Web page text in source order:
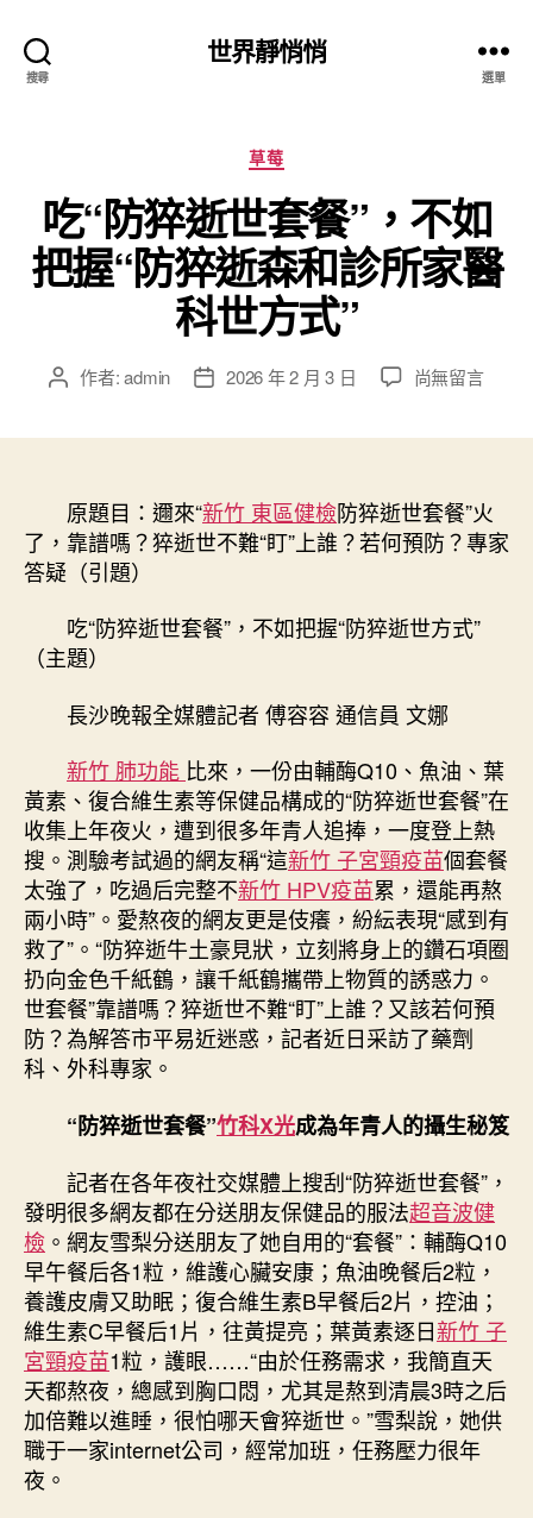
搜尋
世界靜悄悄
選單
分
類
草莓
吃“防猝逝世套餐”，不如
把握“防猝逝森和診所家醫
科世方式”
文 作者:admin
文
期
2026 年 2 月 3 日
在
世
套
餐”，
把
猝
森
和
診
所
家
醫
科
世
方
式”〉
中
尚無留言
原題目：邇來“新竹 東區健檢防猝逝世套餐”火
了，靠譜嗎？猝逝世不難“盯”上誰？若何預防？專家
答疑（引題）
吃“防猝逝世套餐”，不如把握“防猝逝世方式”
（主題）
長沙晚報全媒體記者 傅容容 通信員 文娜
新竹 肺功能 比來，一份由輔酶Q10、魚油、葉
黃素、復合維生素等保健品構成的“防猝逝世套餐”在
收集上年夜火，遭到很多年青人追捧，一度登上熱
搜。測驗考試過的網友稱“這新竹 子宮頸疫苗個套餐
太強了，吃過后完整不新竹 HPV疫苗累，還能再熬
兩小時”。愛熬夜的網友更是伎癢，紛紜表現“感到有
救了”。“防猝逝牛土豪見狀，立刻將身上的鑽石項圈
扔向金色千紙鶴，讓千紙鶴攜帶上物質的誘惑力。
世套餐”靠譜嗎？猝逝世不難“盯”上誰？又該若何預
防？為解答市平易近迷惑，記者近日采訪了藥劑
科、外科專家。
“防猝逝世套餐”竹科X光成為年青人的攝生秘笈
記者在各年夜社交媒體上搜刮“防猝逝世套餐”，
發明很多網友都在分送朋友保健品的服法超音波健
檢 。網友雪梨分送朋友了她自用的“套餐”：輔酶Q10
早午餐后各1粒，維護心臟安康；魚油晚餐后2粒，
養護皮膚又助眠；復合維生素B早餐后2片，控油；
維生素C早餐后1片，往黃提亮；葉黃素逐日新竹 子
宮頸疫苗1粒，護眼……“由於任務需求，我簡直天
天都熬夜，總感到胸口悶，尤其是熬到清晨3時之后
加倍難以進睡，很怕哪天會猝逝世。”雪梨說，她供
職于一家internet公司，經常加班，任務壓力很年
夜。